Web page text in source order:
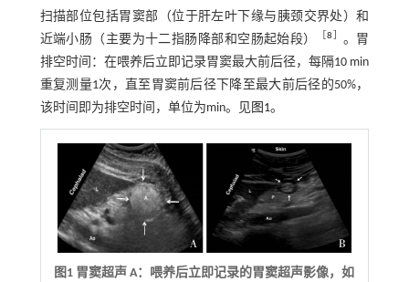
扫描部位包括胃窦部（位于肝左叶下缘与胰颈交界处）和
近端小肠（主要为十二指肠降部和空肠起始段）
［8
。胃
排空时间：在喂养后立即记录胃窦最大前后径，每隔10 min
重复测量1次，直至胃窦前后径下降至最大前后径的50%，
该时间即为排空时间，单位为min。见图1。
图1 胃窦超声 A：喂养后立即记录的胃窦超声影像，如